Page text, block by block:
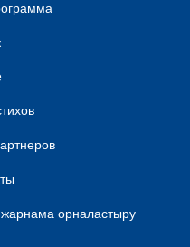
орналастыру